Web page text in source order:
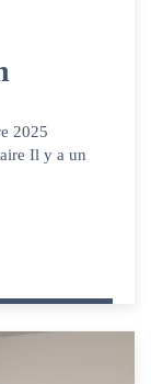
2025
Il y a un